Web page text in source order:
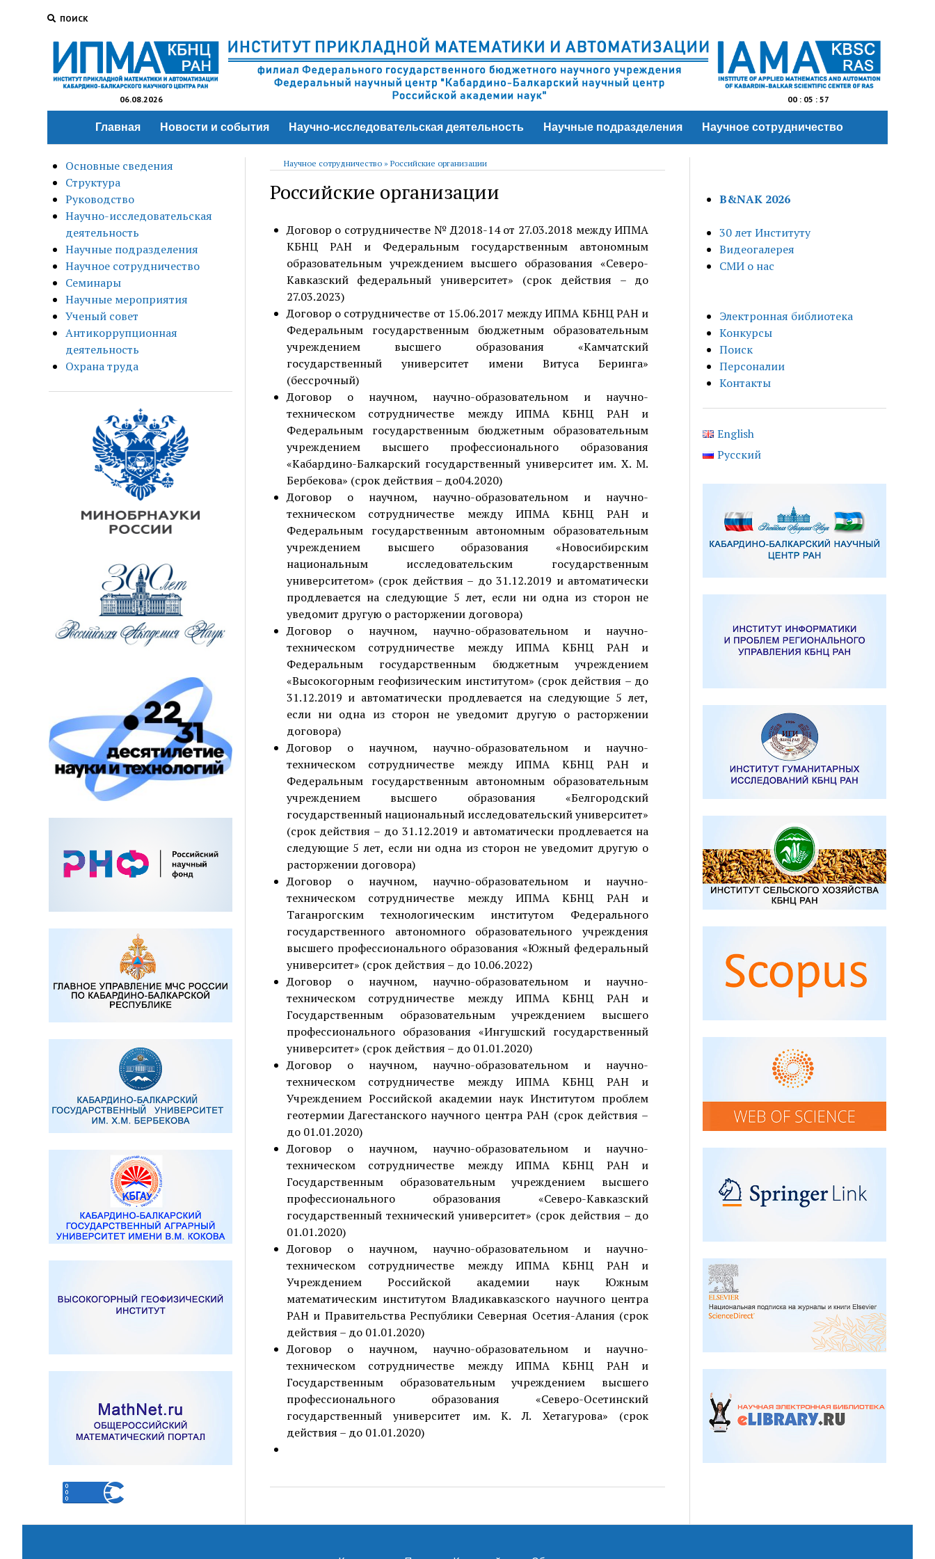
ПОИСК
06.08.2026 00 : 05 : 57
Главная Новости и события Научно-исследовательская деятельность Научные подразделения Научное сотрудничество
Основные сведения
Структура
Руководство
Научно-исследовательская
деятельность
Научные подразделения
Научное сотрудничество
Семинары
Научные мероприятия
Ученый совет
Антикоррупционная
деятельность
Охрана труда
Научное сотрудничество» Российские организации
Российские организации
Договор о сотрудничестве № Д2018-14 от 27.03.2018 между ИПМА
КБНЦ РАН и Федеральным государственным автономным
образовательным учреждением высшего образования «Северо-
Кавказский федеральный университет» (срок действия – до
27.03.2023)
Договор о сотрудничестве от 15.06.2017 между ИПМА КБНЦ РАН и
Федеральным государственным бюджетным образовательным
учреждением высшего образования «Камчатский
государственный университет имени Витуса Беринга»
(бессрочный)
Договор о научном, научно-образовательном и научно-
техническом сотрудничестве между ИПМА КБНЦ РАН и
Федеральным государственным бюджетным образовательным
учреждением высшего профессионального образования
«Кабардино-Балкарский государственный университет им. Х. М.
Бербекова» (срок действия – до04.2020)
Договор о научном, научно-образовательном и научно-
техническом сотрудничестве между ИПМА КБНЦ РАН и
Федеральным государственным автономным образовательным
учреждением высшего образования «Новосибирским
национальным исследовательским государственным
университетом» (срок действия – до 31.12.2019 и автоматически
продлевается на следующие 5 лет, если ни одна из сторон не
уведомит другую о расторжении договора)
Договор о научном, научно-образовательном и научно-
техническом сотрудничестве между ИПМА КБНЦ РАН и
Федеральным государственным бюджетным учреждением
«Высокогорным геофизическим институтом» (срок действия – до
31.12.2019 и автоматически продлевается на следующие 5 лет,
если ни одна из сторон не уведомит другую о расторжении
договора)
Договор о научном, научно-образовательном и научно-
техническом сотрудничестве между ИПМА КБНЦ РАН и
Федеральным государственным автономным образовательным
учреждением высшего образования «Белгородский
государственный национальный исследовательский университет»
(срок действия – до 31.12.2019 и автоматически продлевается на
следующие 5 лет, если ни одна из сторон не уведомит другую о
расторжении договора)
Договор о научном, научно-образовательном и научно-
техническом сотрудничестве между ИПМА КБНЦ РАН и
Таганрогским технологическим институтом Федерального
государственного автономного образовательного учреждения
высшего профессионального образования «Южный федеральный
университет» (срок действия – до 10.06.2022)
Договор о научном, научно-образовательном и научно-
техническом сотрудничестве между ИПМА КБНЦ РАН и
Государственным образовательным учреждением высшего
профессионального образования «Ингушский государственный
университет» (срок действия – до 01.01.2020)
Договор о научном, научно-образовательном и научно-
техническом сотрудничестве между ИПМА КБНЦ РАН и
Учреждением Российской академии наук Институтом проблем
геотермии Дагестанского научного центра РАН (срок действия –
до 01.01.2020)
Договор о научном, научно-образовательном и научно-
техническом сотрудничестве между ИПМА КБНЦ РАН и
Государственным образовательным учреждением высшего
профессионального образования «Северо-Кавказский
государственный технический университет» (срок действия – до
01.01.2020)
Договор о научном, научно-образовательном и научно-
техническом сотрудничестве между ИПМА КБНЦ РАН и
Учреждением Российской академии наук Южным
математическим институтом Владикавказского научного центра
РАН и Правительства Республики Северная Осетия-Алания (срок
действия – до 01.01.2020)
Договор о научном, научно-образовательном и научно-
техническом сотрудничестве между ИПМА КБНЦ РАН и
Государственным образовательным учреждением высшего
профессионального образования «Северо-Осетинский
государственный университет им. К. Л. Хетагурова» (срок
действия – до 01.01.2020)
B&NAK 2026
30 лет Институту
Видеогалерея
СМИ о нас
Электронная библиотека
Конкурсы
Поиск
Персоналии
Контакты
English
Русский